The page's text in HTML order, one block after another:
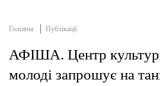
Головна Публікації
АФІША. Центр
молоді запрошує на